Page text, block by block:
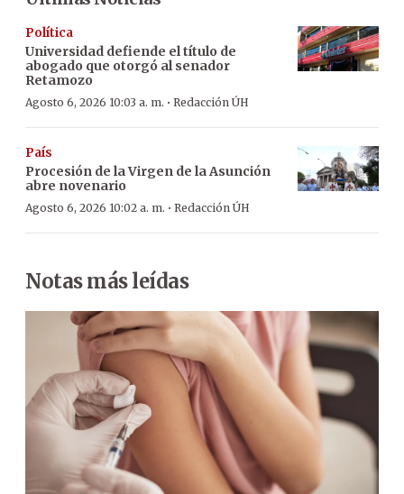
Política
Universidad defiende el título de
abogado que otorgó al senador
Retamozo
Agosto 6, 2026 10:03 a. m. · Redacción ÚH
País
Procesión de la Virgen de la Asunción
abre novenario
Agosto 6, 2026 10:02 a. m. · Redacción ÚH
Notas más leídas